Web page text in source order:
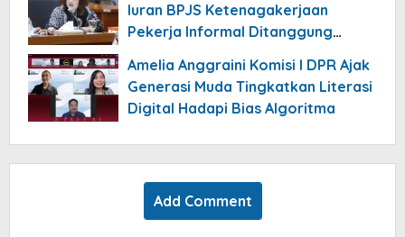
Iuran BPJS Ketenagakerjaan
Pekerja Informal Ditanggung
Amelia Anggraini Komisi I DPR Ajak
Generasi Muda Tingkatkan Literasi
Digital Hadapi Bias Algoritma
Add Comment